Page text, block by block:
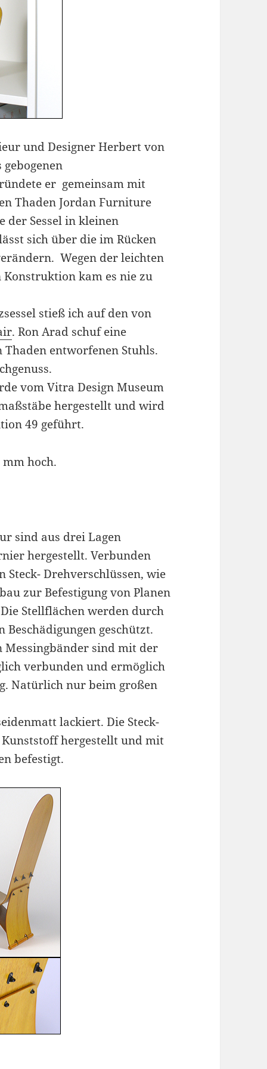
und Designer Herbert von
er gemeinsam mit
Thaden Jordan Furniture
der Sessel in kleinen
sich über die im Rücken
Wegen der leichten
kam es nie zu
stieß ich auf den von
. Ron Arad schuf eine
entworfenen Stuhls.
vom Vitra Design Museum
hergestellt und wird
49 geführt.
hoch.
sind aus drei Lagen
hergestellt. Verbunden
Drehverschlüssen, wie
zur Befestigung von Planen
Stellflächen werden durch
Beschädigungen geschützt.
sind mit der
verbunden und ermöglich
Natürlich nur beim großen
lackiert. Die Steck-
hergestellt und mit
befestigt.